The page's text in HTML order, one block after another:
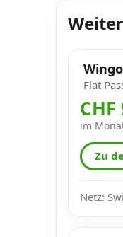
Wingo
Flat
CHF
im
Zu
Netz: